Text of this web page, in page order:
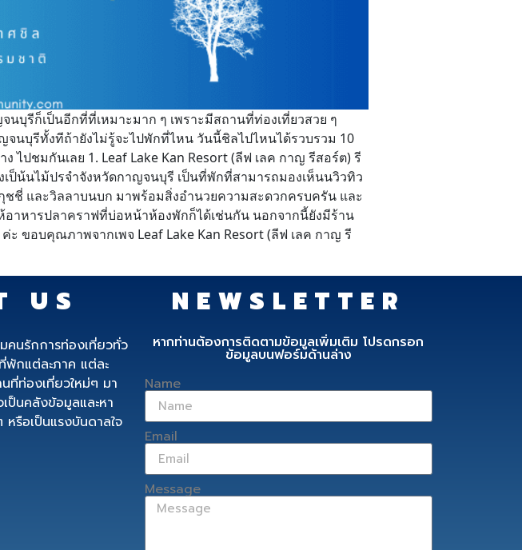
บุรีก็เป็นอีกที่ที่เหมาะมาก ๆ เพราะมีสถานที่ท่องเที่ยวสวย ๆ
นบุรีทั้งทีถ้ายังไม่รู้จะไปพักที่ไหน วันนี้ชิลไปไหนได้รวบรวม 10
ปชมกันเลย 1. Leaf Lake Kan Resort (ลีฟ เลค กาญ รีสอร์ต) รี
ป็น้นไม้ปรจำจังหวัดกาญจนบุรี เป็นที่พักที่สามารถมองเห็นนวิวทิว
ชี่ และวิลลาบนบก มาพร้อมสิ่งอำนวยความสะดวกครบครัน และ
อาหารปลาคราฟที่บ่อหน้าห้องพักก็ได้เช่นกัน นอกจากนี้ยังมีร้าน
ขอบคุณภาพจากเพจ Leaf Lake Kan Resort (ลีฟ เลค กาญ รี
US
นรักการท่องเที่ยวทั่ว
พักแต่ละภาค แต่ละ
ที่ท่องเที่ยวใหม่ๆ มา
ป็นคลังข้อมูลและหา
รือเป็นแรงบันดาลใจ
NEWSLETTER
หากท่านต้องการติดตามข้อมูลเพิ่มเติม โปรดกรอก
ข้อมูลบนฟอร์มด้านล่าง
Name
Email
Message